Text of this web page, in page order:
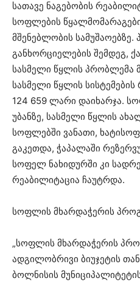
სათავე ნაგებობის
სოფლების
მშენებლობის სამუშაოებზე.
განხორციელების შემდეგ,
სასმელი წყლის პრობლემა
სასმელი წყლის სისტემების
124 659 ლარი დაიხარჯა.
უბანზე, სასმელი წყლის
სოფლებში ვანათი,
გაკეთდა, ჭაპალაში
სოფელ ნახიდურში კი
რეაბილიტაცია ჩაუტრდა.
სოფლის მხარდაჭერის
„სოფლის მხარდაჭერის
ადგილობრივი ბიუჯეტის
ბოლნისის